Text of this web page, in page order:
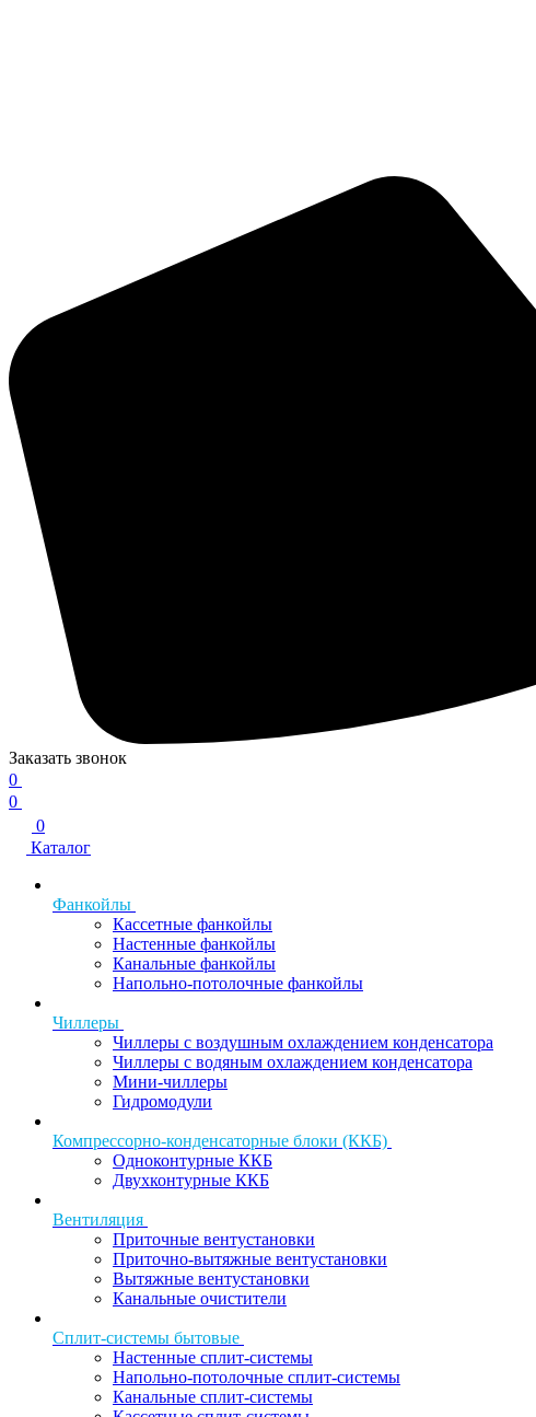
Заказать звонок
0
0
0
Каталог
Фанкойлы
Кассетные фанкойлы
Настенные фанкойлы
Канальные фанкойлы
Напольно-потолочные фанкойлы
Чиллеры
Чиллеры с воздушным охлаждением конденсатора
Чиллеры с водяным охлаждением конденсатора
Мини-чиллеры
Гидромодули
Компрессорно-конденсаторные блоки (ККБ)
Одноконтурные ККБ
Двухконтурные ККБ
Вентиляция
Приточные вентустановки
Приточно-вытяжные вентустановки
Вытяжные вентустановки
Канальные очистители
Сплит-системы бытовые
Настенные сплит-системы
Напольно-потолочные сплит-системы
Канальные сплит-системы